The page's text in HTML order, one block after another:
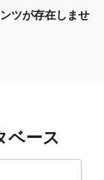
ツが存在しませ
ベース